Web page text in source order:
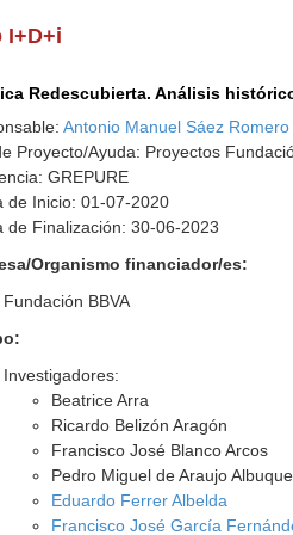
I+D+i
Redescubierta. Análisis
Antonio Manuel Sáez Romero
Proyecto/Ayuda: Proyectos
GREPURE
de Inicio: 01-07-2020
de Finalización: 30-06-2023
Organismo financiador/es:
Fundación BBVA
Investigadores:
Beatrice Arra
Ricardo Belizón Aragón
Francisco José Blanco Arcos
Pedro Miguel de Araujo
Eduardo Ferrer Albelda
Francisco José García